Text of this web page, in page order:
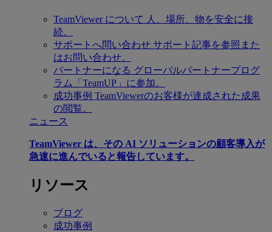
TeamViewer について 人、場所、物を安全に接
続。
サポートへ問い合わせ サポート記事を参照また
はお問い合わせ。
パートナーになる グローバルパートナープログ
ラム「TeamUP」に参加。
成功事例 TeamViewerのお客様が達成された成果
の閲覧。
ニュース
TeamViewer は、その AI ソリューションの顧客導入が
急速に進んでいると報告しています。
リソース
ブログ
成功事例